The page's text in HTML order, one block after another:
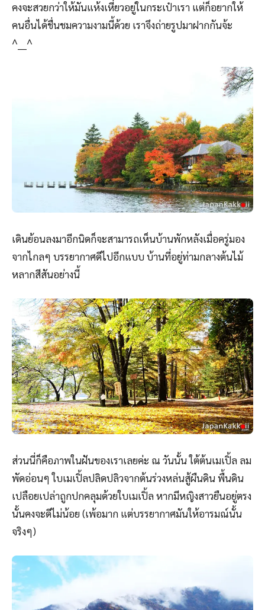
คงจะสวยกว่าให้มันแห้งเหี่ยวอยู่ในกระเป๋าเรา แต่ก็อยากให้
คนอื่นได้ชื่นชมความงามนี้ด้วย เราจึงถ่ายรูปมาฝากกันจ้ะ
^___^
เดินย้อนลงมาอีกนิดก็จะสามารถเห็นบ้านพักหลังเมื่อครู่มอง
จากไกลๆ บรรยากาศดีไปอีกแบบ บ้านที่อยู่ท่ามกลางต้นไม้
หลากสีสันอย่างนี้
ส่วนนี่ก็คือภาพในฝันของเราเลยค่ะ ณ วันนั้น ใต้ต้นเมเปิ้ล ลม
พัดอ่อนๆ ใบเมเปิ้ลปลิดปลิวจากต้นร่วงหล่นสู้ผืนดิน พื้นดิน
เปลือยเปล่าถูกปกคลุมด้วยใบเมเปิ้ล หากมีหญิงสาวยืนอยู่ตรง
นั้นคงจะดีไม่น้อย (เพ้อมาก แต่บรรยากาศมันให้อารมณ์นั้น
จริงๆ)